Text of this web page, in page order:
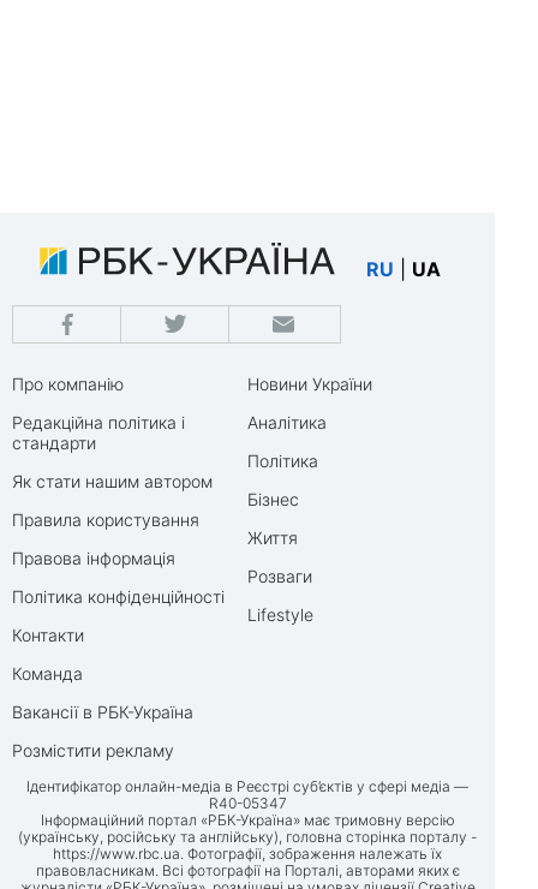
RU UA
Про компанію
Редакційна політика і
стандарти
Як стати нашим автором
Правила користування
Правова інформація
Політика конфіденційності
Контакти
Команда
Вакансії в РБК-Україна
Розмістити рекламу
Новини України
Аналітика
Політика
Бізнес
Життя
Розваги
Lifestyle
Ідентифікатор онлайн-медіа в Реєстрі суб’єктів у сфері медіа —
R40-05347
Інформаційний портал «РБК-Україна» має тримовну версію
(українську, російську та англійську), головна сторінка порталу -
https://www.rbc.ua. Фотографії, зображення належать їх
правовласникам. Всі фотографії на Порталі, авторами яких є